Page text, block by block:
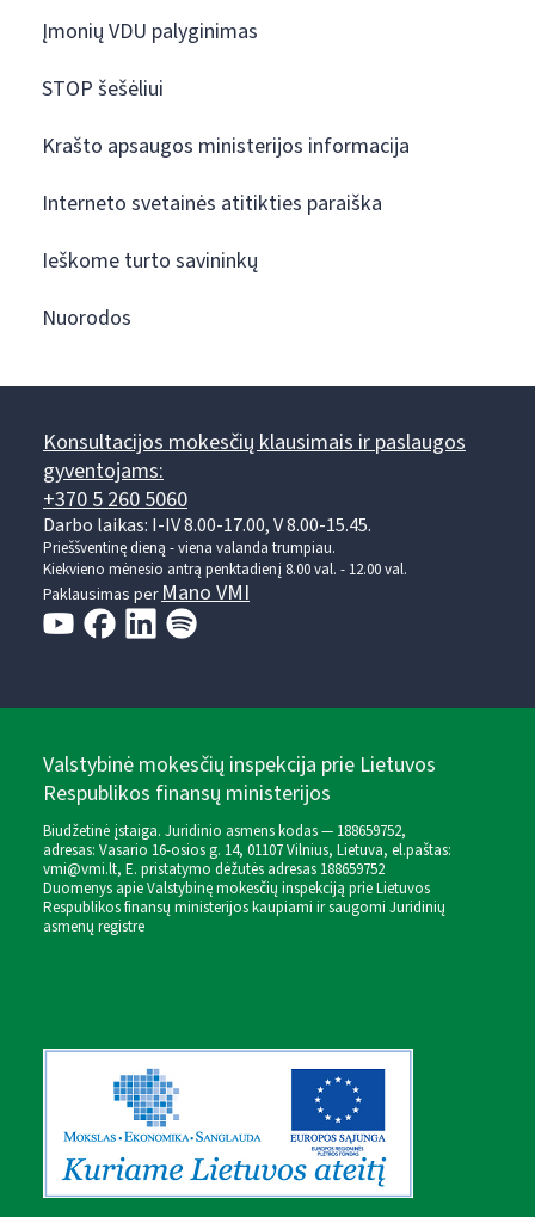
Įmonių VDU palyginimas
STOP šešėliui
Krašto apsaugos ministerijos informacija
Interneto svetainės atitikties paraiška
Ieškome turto savininkų
Nuorodos
Konsultacijos mokesčių klausimais ir paslaugos
gyventojams:
+370 5 260 5060
Darbo laikas: I-IV 8.00-17.00, V 8.00-15.45.
Prieššventinę dieną - viena valanda trumpiau.
Kiekvieno mėnesio antrą penktadienį 8.00 val. - 12.00 val.
Paklausimas perMano VMI
Valstybinė mokesčių inspekcija prie Lietuvos
Respublikos finansų ministerijos
Biudžetinė įstaiga. Juridinio asmens kodas — 188659752,
adresas: Vasario 16-osios g. 14, 01107 Vilnius, Lietuva, el.paštas:
vmi@vmi.lt, E. pristatymo dėžutės adresas 188659752
Duomenys apie Valstybinę mokesčių inspekciją prie Lietuvos
Respublikos finansų ministerijos kaupiami ir saugomi Juridinių
asmenų registre